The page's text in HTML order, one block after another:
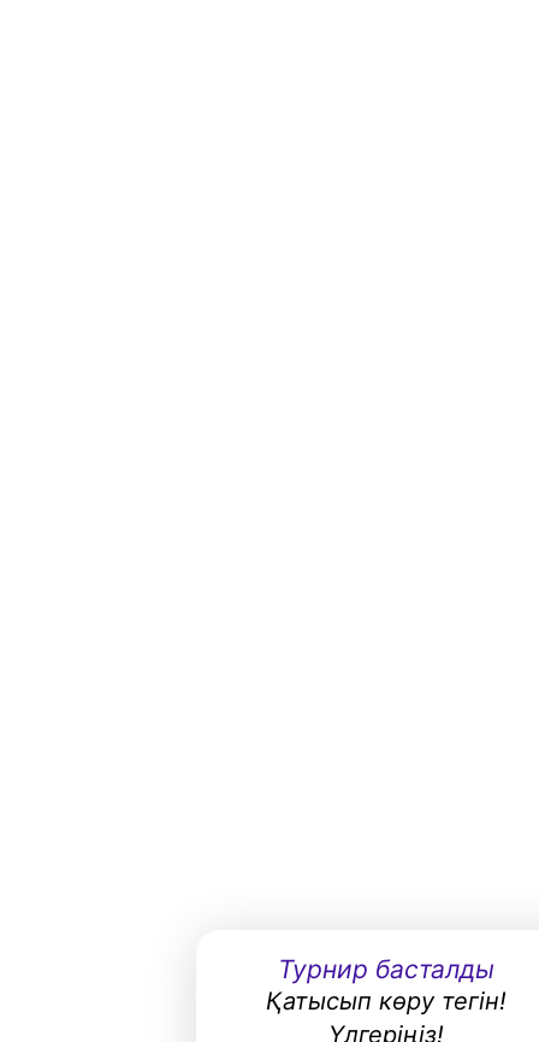
Турнир басталды
Қатысып көру тегін!
Үлгеріңіз!